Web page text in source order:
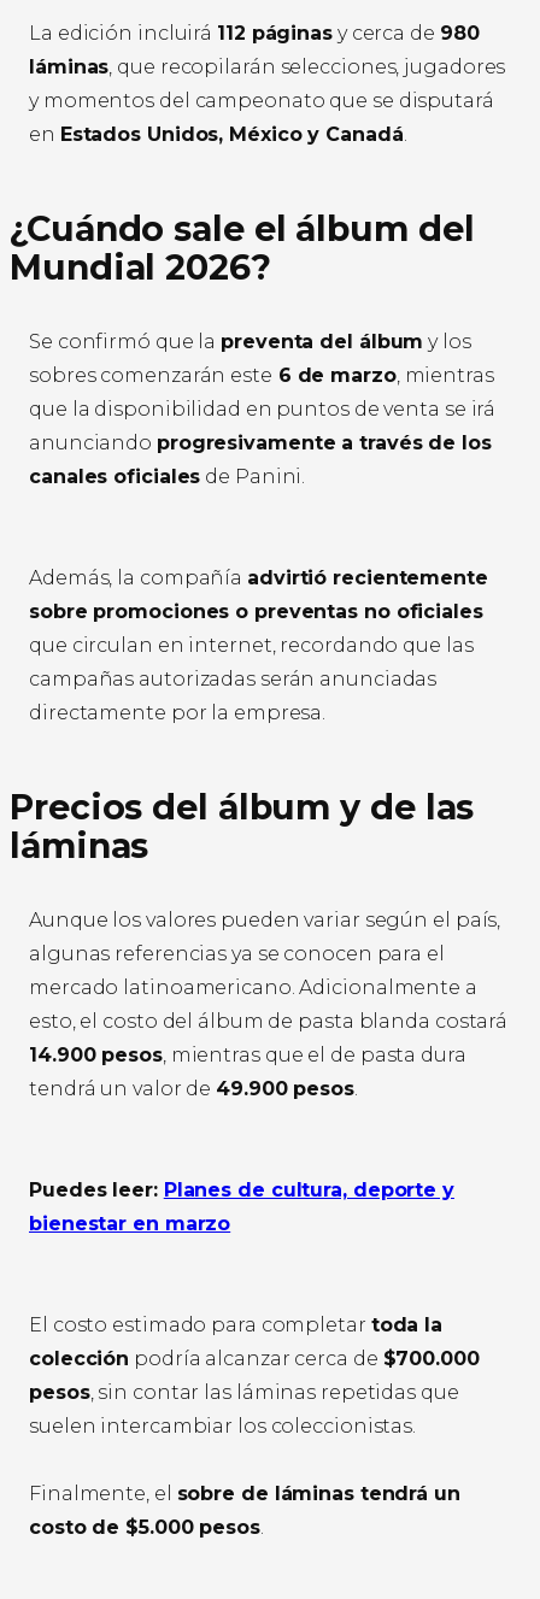
La edición incluirá 112 páginasy cerca de 980
láminas, que recopilarán selecciones, jugadores
y momentos del campeonato que se disputará
en Estados Unidos, México y Canadá.
¿Cuándo sale el álbum del
Mundial 2026?
Se confirmó que la preventa del álbum y los
sobres comenzarán este 6 de marzo, mientras
que la disponibilidad en puntos de venta se irá
anunciando progresivamente a través de los
canales oficiales de Panini.
Además, la compañía advirtió recientemente
sobre promociones o preventas no oficiales
que circulan en internet, recordando que las
campañas autorizadas serán anunciadas
directamente por la empresa.
Precios del álbum y de las
láminas
Aunque los valores pueden variar según el país,
algunas referencias ya se conocen para el
mercado latinoamericano. Adicionalmente a
esto, el costo del álbum de pasta blanda costará
14.900 pesos, mientras que el de pasta dura
tendrá un valor de 49.900 pesos.
Puedes leer: Planes de cultura, deporte y
bienestar en marzo
El costo estimado para completar toda la
colección podría alcanzar cerca de $700.000
pesos, sin contar las láminas repetidas que
suelen intercambiar los coleccionistas.
Finalmente, el sobre de láminas tendrá un
costo de $5.000 pesos.